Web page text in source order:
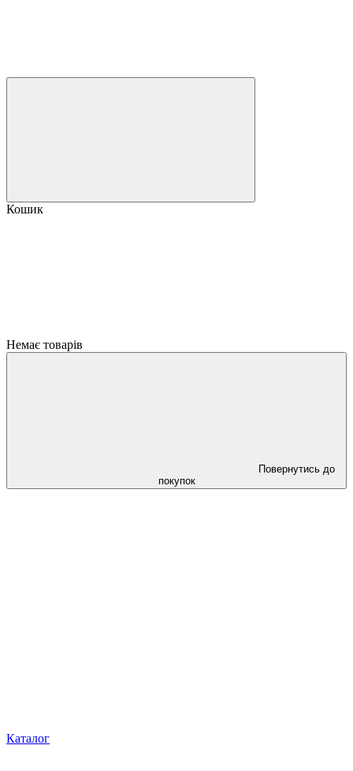
Кошик
Немає товарів
Повернутись до
покупок
Каталог